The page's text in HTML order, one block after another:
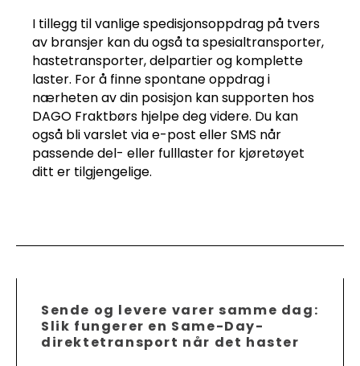
I tillegg til vanlige spedisjonsoppdrag på tvers
av bransjer kan du også ta spesialtransporter,
hastetransporter, delpartier og komplette
laster. For å finne spontane oppdrag i
nærheten av din posisjon kan supporten hos
DAGO Fraktbørs hjelpe deg videre. Du kan
også bli varslet via e-post eller SMS når
passende del- eller fulllaster for kjøretøyet
ditt er tilgjengelige.
Sende og levere varer samme dag:
Slik fungerer en Same-Day-
direktetransport når det haster